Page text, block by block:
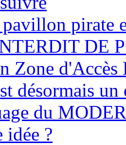
pirate
DE
Zone
désormais un
du
idée ?